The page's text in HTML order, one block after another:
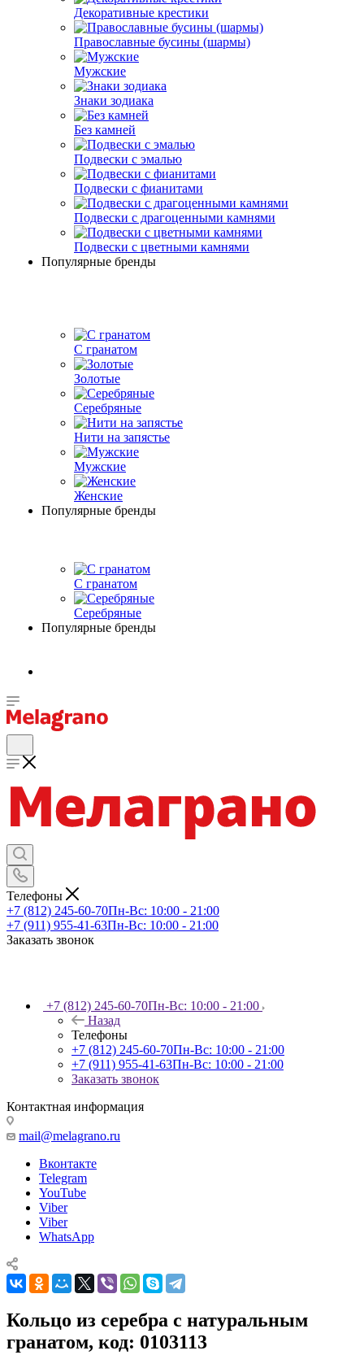
Декоративные крестики
Православные бусины (шармы)
Мужские
Знаки зодиака
Без камней
Подвески с эмалью
Подвески с фианитами
Подвески с драгоценными камнями
Подвески с цветными камнями
Популярные бренды
С гранатом
Золотые
Серебряные
Нити на запястье
Мужские
Женские
Популярные бренды
С гранатом
Серебряные
Популярные бренды
Телефоны
+7 (812) 245-60-70Пн-Вс: 10:00 - 21:00
+7 (911) 955-41-63Пн-Вс: 10:00 - 21:00
Заказать звонок
+7 (812) 245-60-70Пн-Вс: 10:00 - 21:00
Назад
Телефоны
+7 (812) 245-60-70Пн-Вс: 10:00 - 21:00
+7 (911) 955-41-63Пн-Вс: 10:00 - 21:00
Заказать звонок
Контактная информация
mail@melagrano.ru
Вконтакте
Telegram
YouTube
Viber
Viber
WhatsApp
Кольцо из серебра с натуральным
гранатом, код: 0103113